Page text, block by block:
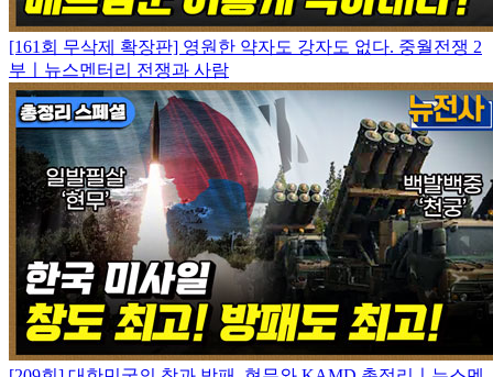
[161회 무삭제 확장판] 영원한 약자도 강자도 없다. 중월전쟁 2
부ㅣ뉴스멘터리 전쟁과 사람